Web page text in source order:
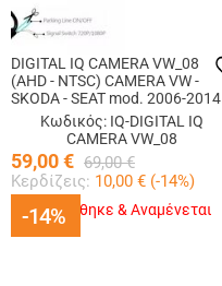
-14%
DIGITAL IQ CAMERA VW_08
(AHD - NTSC) CAMERA VW -
SKODA - SEAT mod. 2006-2014
Κωδικός: IQ-DIGITAL IQ
CAMERA VW_08
59,00€ 69,00 €
Κερδίζεις: 10,00 € (-14%)
-14%
Εξαντλήθηκε & Αναμένεται